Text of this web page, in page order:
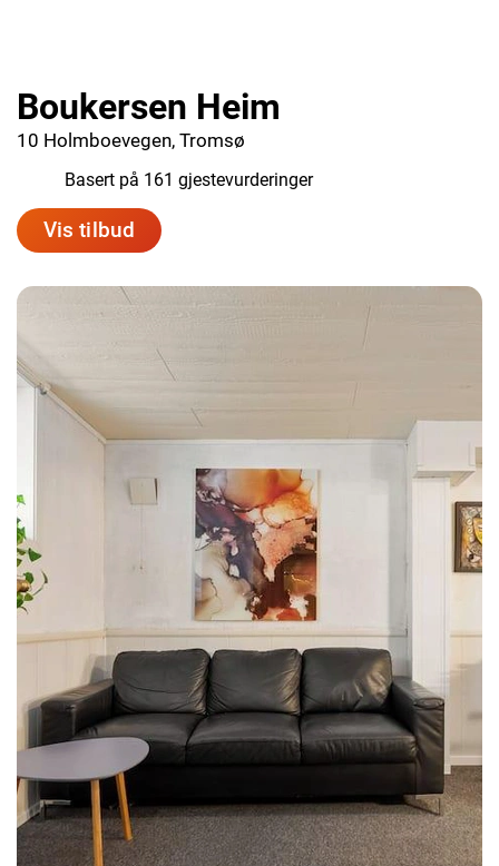
Boukersen Heim
10 Holmboevegen, Tromsø
Basert på 161 gjestevurderinger
Vis tilbud